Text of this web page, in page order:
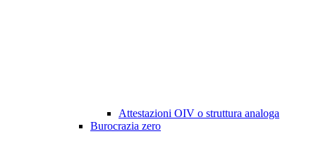
Attestazioni OIV o struttura analoga
Burocrazia zero